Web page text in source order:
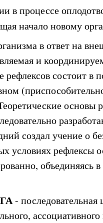
в процессе
начало новому
в ответ на
и
рефлексов состоит в
основы
создал учение о
условиях рефлексы
объединяясь
-